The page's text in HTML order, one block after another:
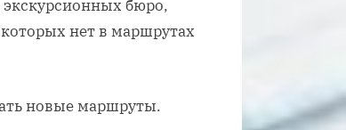
бюро,
нет в маршрутах
новые маршруты.